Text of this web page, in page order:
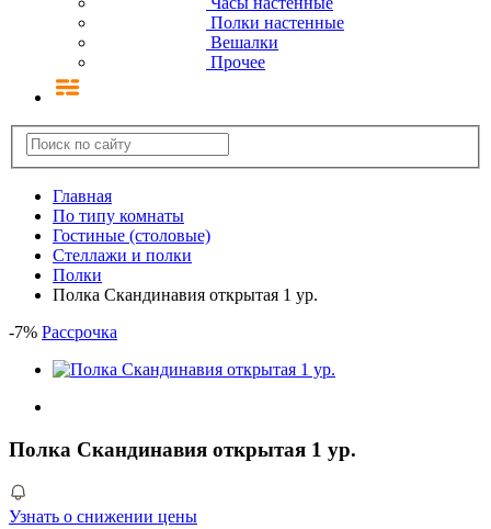
Полки настенные
Вешалки
Прочее
Главная
По типу комнаты
Гостиные (столовые)
Стеллажи и полки
Полки
Полка Скандинавия открытая 1 ур.
-7% Рассрочка
Полка Скандинавия открытая 1 ур.
Узнать о снижении цены